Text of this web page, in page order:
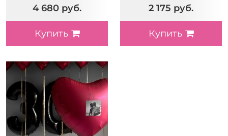
4 680 руб.
Купить
2 175 руб.
Купить